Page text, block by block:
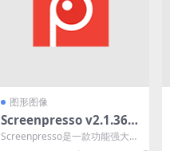
图形图像
Screenpresso v2.1.36.0
2 截图工具 一款功能强大
Screenpresso是一款功能强大的